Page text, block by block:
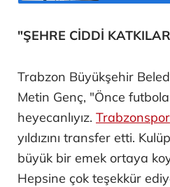
"ŞEHRE CİDDİ
Trabzon Büyükşehir
Metin Genç, "Önce
heyecanlıyız. Trabzonspor
yıldızını transfer etti.
büyük bir emek ortaya
Hepsine çok teşekkür